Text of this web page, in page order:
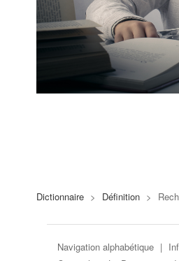
Dictionnaire > Définition >
Navigation alphabétique |